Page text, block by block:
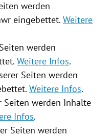
werden
eingebettet. Weitere
werden
Weitere Infos.
Seiten werden
Weitere Infos.
Seiten werden Inhalte
Infos.
Seiten werden